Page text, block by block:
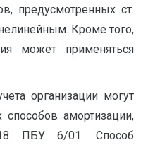
предусмотренных ст.
Кроме того,
может применяться
организации могут
амортизации,
ПБУ 6/01. Способ